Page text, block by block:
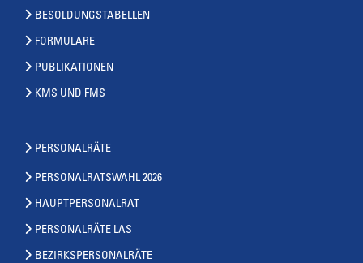
BESOLDUNGSTABELLEN
FORMULARE
PUBLIKATIONEN
KMS UND FMS
PERSONALRÄTE
PERSONALRATSWAHL 2026
HAUPTPERSONALRAT
PERSONALRÄTE LAS
BEZIRKSPERSONALRÄTE